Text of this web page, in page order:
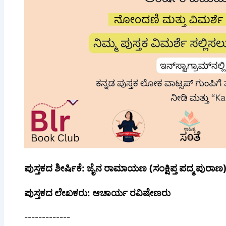
ಪುಸ್ತಕದ ಶೀರ್ಷಿಕೆ: ಜೈನ ರಾಮಾಯಣ (ಸಂಕ್ಷಿಪ್ತ ಪದ್ಮ
ಪುಸ್ತಕದ ಲೇಖಕರು: ಆಚಾರ್ಯ ರವಿಷೇಣರು
-------------